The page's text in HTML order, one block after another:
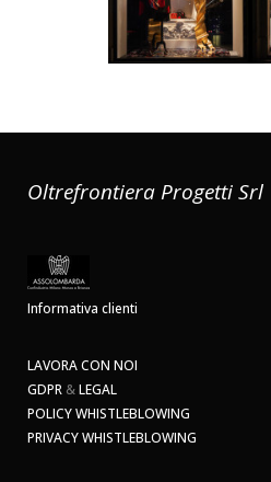
Oltrefrontiera Progetti Srl
Informativa clienti
LAVORA CON NOI
GDPR &LEGAL
POLICY WHISTLEBLOWING
PRIVACY WHISTLEBLOWING